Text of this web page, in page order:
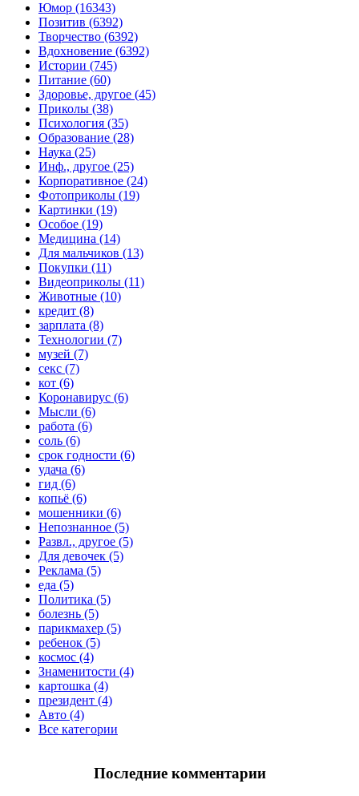
Юмор (16343)
Позитив (6392)
Творчество (6392)
Вдохновение (6392)
Истории (745)
Питание (60)
Здоровье, другое (45)
Приколы (38)
Психология (35)
Образование (28)
Наука (25)
Инф., другое (25)
Корпоративное (24)
Фотоприколы (19)
Картинки (19)
Особое (19)
Медицина (14)
Для мальчиков (13)
Покупки (11)
Видеоприколы (11)
Животные (10)
кредит (8)
зарплата (8)
Технологии (7)
музей (7)
секс (7)
кот (6)
Коронавирус (6)
Мысли (6)
работа (6)
соль (6)
срок годности (6)
удача (6)
гид (6)
копьё (6)
мошенники (6)
Непознанное (5)
Развл., другое (5)
Для девочек (5)
Реклама (5)
еда (5)
Политика (5)
болезнь (5)
парикмахер (5)
ребенок (5)
космос (4)
Знаменитости (4)
картошка (4)
президент (4)
Авто (4)
Все категории
Последние комментарии